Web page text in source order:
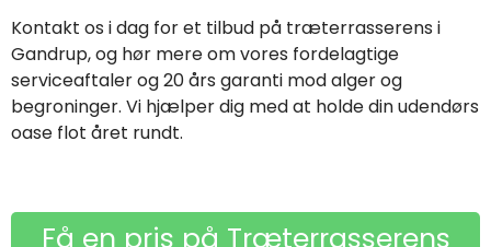
Kontakt os i dag for et tilbud på træterrasserens i
Gandrup, og hør mere om vores fordelagtige
serviceaftaler og 20 års garanti mod alger og
begroninger. Vi hjælper dig med at holde din udendørs
oase flot året rundt.
Få en pris på Træterrasserens